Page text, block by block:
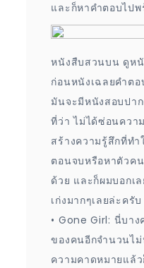
และก็หาคำตอบไป
หนังสืบสวนบน ดูหนั
ก่อนหนังเฉลยคำตอ
มันจะมีหนังสอบปา
ที่ว่า ไม่ได้ซ่อนควา
สร้างความรู้สึกที่ทำ
ตอนจบหรือหาตัวค
ด้วย และก็ผมบอกเ
เก่งมากๆเลยล่ะครับ
• Gone Girl: นี่บา
ของคนอีกจำนวนไ
ความคาดหมายแล้